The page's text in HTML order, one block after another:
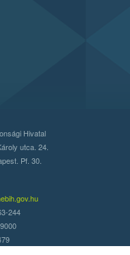
Hivatal
utca. 24.
Pf. 30.
244